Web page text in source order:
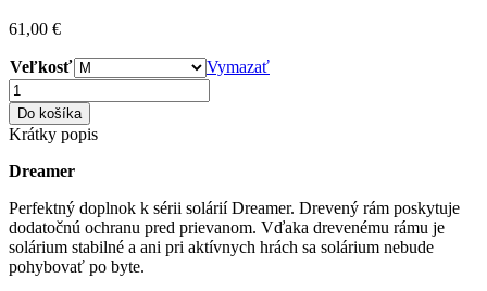
61,00 €
Veľkosť
Vymazať
množstvo
HARLEY
AND
CHO
Drevený
béžový
pre
pelech
pre
Do košíka
Krátky popis
Dreamer
Perfektný doplnok k sérii solárií Dreamer. Drevený rám poskytuje
dodatočnú ochranu pred prievanom. Vďaka drevenému rámu je
solárium stabilné a ani pri aktívnych hrách sa solárium nebude
pohybovať po byte.